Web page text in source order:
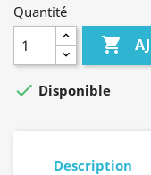
Quantité

 Disponible
Description